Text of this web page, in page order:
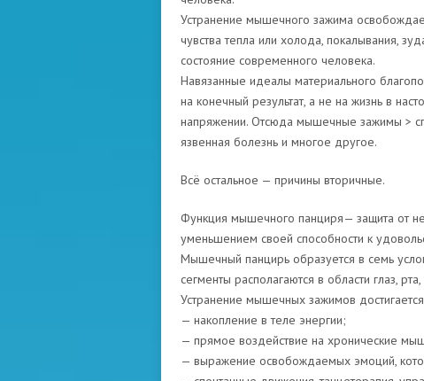
Устранение мышечного зажима
чувства тепла или холода, покалывания,
состояние современного человека.
Навязанные идеалы материального
на конечный результат, а не на жизнь в
напряжении. Отсюда мышечные зажимы >
язвенная болезнь и многое другое.
Всё остальное — причины вторичные.
Функция мышечного панциря— защита от
уменьшением своей способности к
Мышечный панцирь образуется в семь
сегменты располагаются в области глаз,
Устранение мышечных зажимов
— накопление в теле энергии;
— прямое воздействие на хронические
— выражение освобождаемых эмоций,